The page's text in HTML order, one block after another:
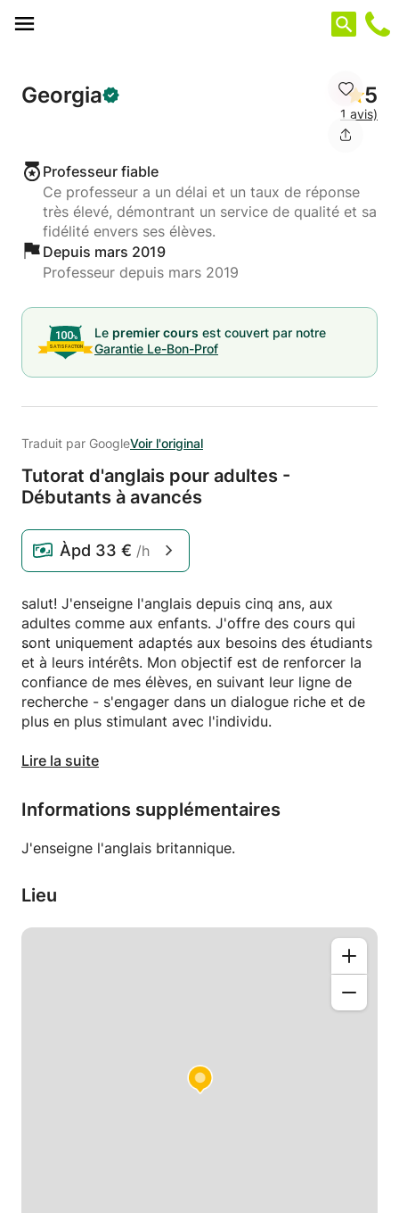
Georgia 5
1 avis)
Professeur fiable
Ce professeur a un délai et un taux de réponse
très élevé, démontrant un service de qualité et sa
fidélité envers ses élèves.
Depuis mars 2019
Professeur depuis mars 2019
Le premier cours est couvert par notre
Garantie Le-Bon-Prof
Traduit par GoogleVoir l'original
Tutorat d'anglais pour adultes -
Débutants à avancés
Àpd 33 € /h
salut! J'enseigne l'anglais depuis cinq ans, aux
adultes comme aux enfants. J'offre des cours qui
sont uniquement adaptés aux besoins des étudiants
et à leurs intérêts. Mon objectif est de renforcer la
confiance de mes élèves, en suivant leur ligne de
recherche - s'engager dans un dialogue riche et de
plus en plus stimulant avec l'individu.
Mes cours s'adressent aux adultes et aux
. Développer et élargir leur vocabulaire;
. Besoin d'aide pour préparer un examen, un article
ou une entrevue importante;
. Gagnez en confiance en anglais parlé;
intérêts de l'élève - les sujets qui l'intéressent le plus
et les sujets qui les stimulent. Ces sujets seront des
«stimulateurs», alimentant les conversations et les
activités langagières que l'élève lui-même mènera
éventuellement. Ensuite, nous identifierons les plus
des erreurs. Cela constituera la partie atelier de la
leçon, axée sur le dépassement des erreurs
Lire la suite
Informations supplémentaires
J'enseigne l'anglais britannique.
Lieu